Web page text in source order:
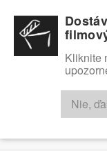
Kliknite
Nie,